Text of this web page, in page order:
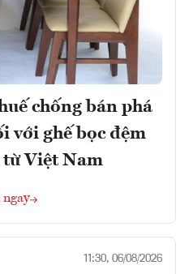
chống bán phá
với ghế bọc đệm
Việt Nam
11:30, 06/08/2026